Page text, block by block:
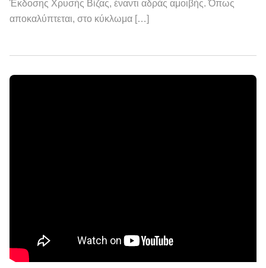
Έκδοσης Χρυσής Βίζας, έναντι αδράς αμοιβής. Όπως
αποκαλύπτεται, στο κύκλωμα […]